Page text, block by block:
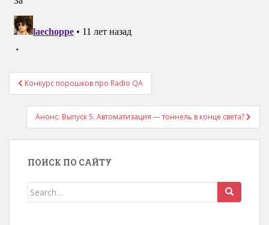
Навигация по записям
Конкурс порошков про Radio QA
Анонс: Выпуск 5. Автоматизация — тоннель в конце света?
ПОИСК ПО САЙТУ
Search for: